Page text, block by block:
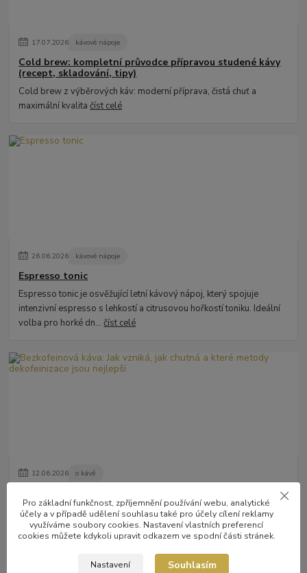
17.07.2026 kávové nápoje
Cold brew: kompletní průvodce přípravou studené kávy
(recept, skladování, tipy)
Cold brew z výběrových káv: moderní příprava, čistá chuť a
maximální kvalitačíst celé
26.06.2026 kávové nápoje
Espresso tonic
Espresso tonic je osvěžující letní kávový nápoj, který spojuje
intenzivní espresso s lehkostí a citrusovou hořkostí toniku. Ideální
volba pro horké dn...číst celé
12.06.2026 o kávě
Bezkofeinová káva: Jak vzniká, jak chutná a které metody
dekofeinizace jsou nejlepší
Bezkofeinová káva už dávno není kompromisem. Moderní metody
dekofeinizace dokážou zachovat plnou chuť i aroma, a přitom
číst celé
Pro základní funkčnost, zpříjemnění používání webu, analytické
účely a v případě udělení souhlasu také pro účely cílení reklamy
využíváme soubory cookies. Nastavení vlastních preferencí
cookies můžete kdykoli upravit odkazem ve spodní části stránek.
Nastavení Souhlasím